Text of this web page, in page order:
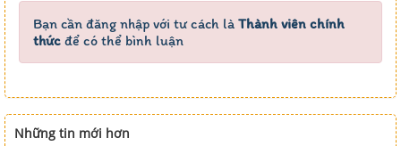
Bạn cần đăng nhập với tư cách là Thành viên chính
thức để có thể bình luận
Những tin mới hơn